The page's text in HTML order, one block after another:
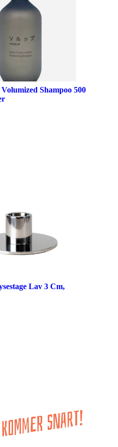
Shampoo 500
Lav 3 Cm,